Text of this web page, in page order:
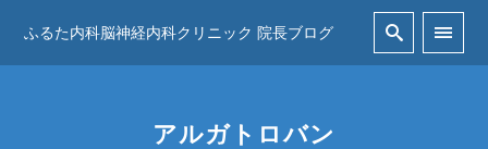
ふるた内科脳神経内科クリニック 院長ブログ
アルガトロバン